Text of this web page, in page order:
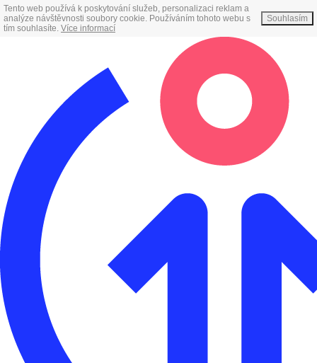
Tento web používá k poskytování služeb, personalizaci reklam a
analýze návštěvnosti soubory cookie. Používáním tohoto webu s
tím souhlasíte. Více informací
Souhlasím